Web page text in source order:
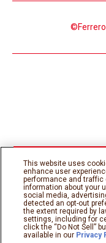
©Ferrero
This website uses
enhance user
performance and traffic
information about your
social media,
detected an opt-out
the extent required by
settings, including for
click the “Do Not Sell”
available in our Privacy